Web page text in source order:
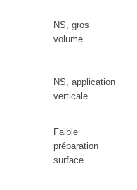
NS, gros
volume
NS, application
verticale
Faible
préparation
surface